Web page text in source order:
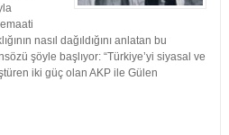
nasıl dağıldığını anlatan bu
şöyle başlıyor: “Türkiye’yi siyasal ve
iki güç olan AKP ile Gülen